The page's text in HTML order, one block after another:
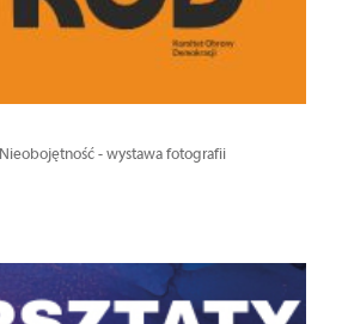
Nieobojętność - wystawa fotografii